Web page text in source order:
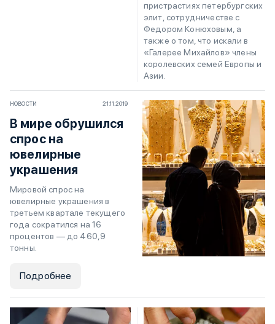
пристрастиях петербургских
элит, сотрудничестве с
Федором Конюховым, а
также о том, что искали в
«Галерее Михайлов» члены
королевских семей Европы и
Азии.
НОВОСТИ 21.11.2019
В мире обрушился
спрос на
ювелирные
украшения
Мировой спрос на
ювелирные украшения в
третьем квартале текущего
года сократился на 16
процентов — до 460,9
тонны.
Подробнее